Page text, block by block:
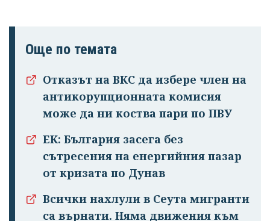
Още по темата
Отказът на ВКС да избере член на
антикорупционната комисия
може да ни коства пари по ПВУ
ЕК: България засега без
сътресения на енергийния пазар
от кризата по Дунав
Всички нахлули в Сеута мигранти
са върнати. Няма движения към